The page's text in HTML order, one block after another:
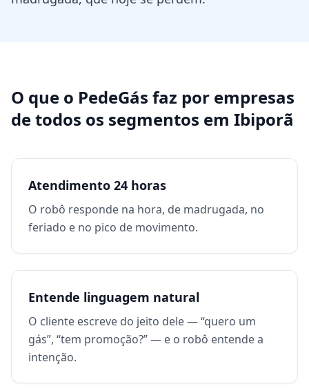
O que o PedeGás faz por empresas
de todos os segmentos em Ibiporã
Atendimento 24 horas
O robô responde na hora, de madrugada, no
feriado e no pico de movimento.
Entende linguagem natural
O cliente escreve do jeito dele — “quero um
gás”, “tem promoção?” — e o robô entende a
intenção.